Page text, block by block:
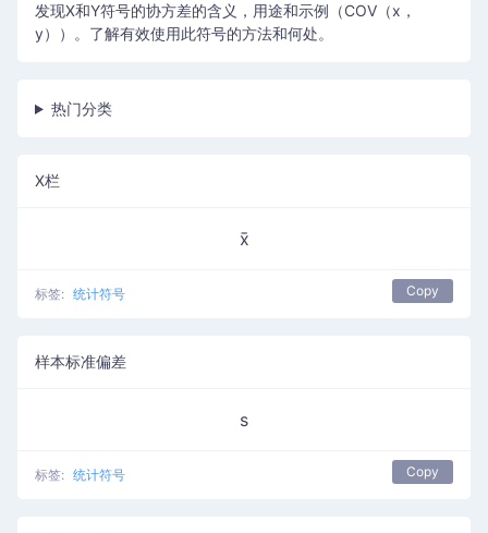
发现X和Y符号的协方差的含义，用途和示例（COV（x，
y））。了解有效使用此符号的方法和何处。
热门分类
X栏
x̄
标签: 统计符号 Copy
样本标准偏差
s
标签: 统计符号 Copy